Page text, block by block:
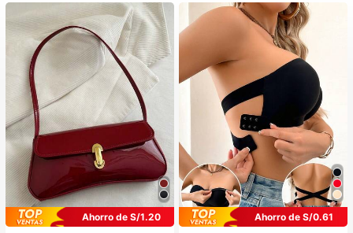
Ahorro de S/1.20
Ahorro de S/0.61